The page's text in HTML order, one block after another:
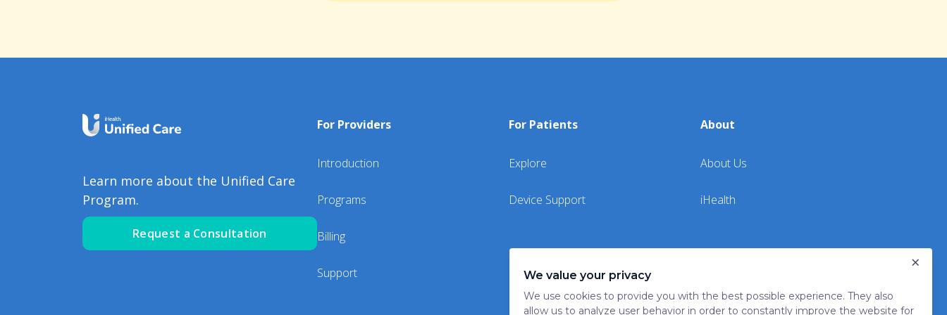
Learn more about the Unified Care
Program.
Request a Consultation
For Providers
Introduction
Programs
Billing
Support
For Patients
Explore
Device Support
About
About Us
iHealth
We value your privacy
We use cookies to provide you with the best possible experience. They also
allow us to analyze user behavior in order to constantly improve the website for
×